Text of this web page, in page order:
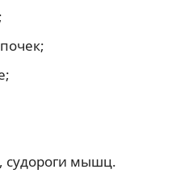
, судороги мышц.